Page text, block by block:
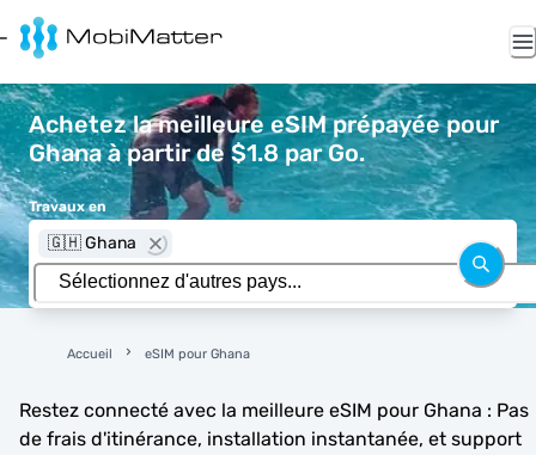
Achetez la meilleure eSIM prépayée pour
Ghana à partir de $1.8 par Go.
Travaux en
🇬🇭 Ghana
Accueil eSIM pour Ghana
Restez connecté avec la meilleure eSIM pour Ghana : Pas
de frais d'itinérance, installation instantanée, et support